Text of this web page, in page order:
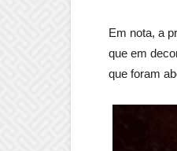
Em nota, a
que em
que foram